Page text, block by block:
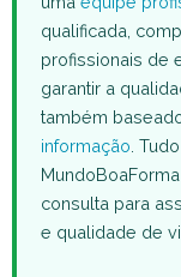
qualificada,
profissionais de
garantir a
também
informação .
consulta para
e qualidade de